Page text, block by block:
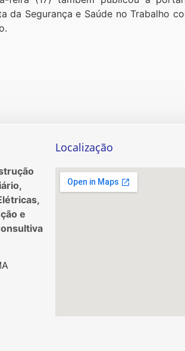
da Segurança e Saúde no Trabalho
e
Localização